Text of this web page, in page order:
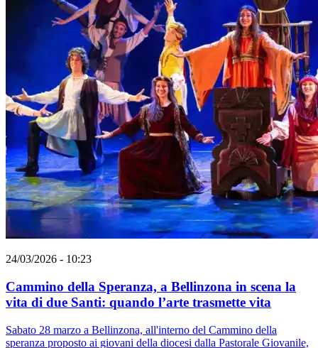
24/03/2026 - 10:23
Cammino della Speranza, a Bellinzona in scena la
vita di due Santi: quando l’arte trasmette vita
Sabato 28 marzo a Bellinzona, all'interno del Cammino della
speranza proposto ai giovani della diocesi dalla Pastorale Giovanile,